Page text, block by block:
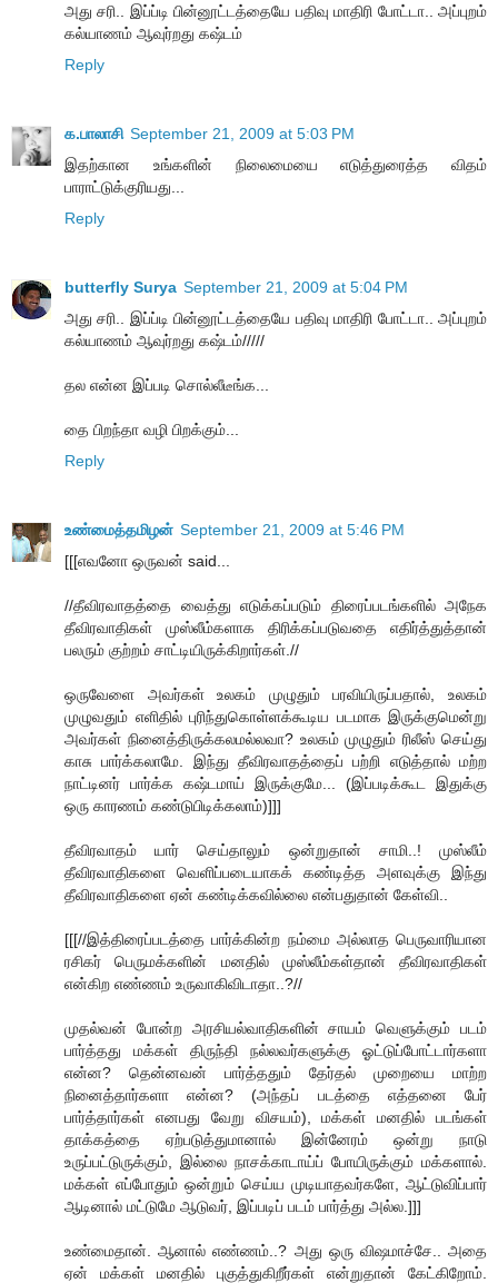
அது சரி.. இப்ப்டி பின்னூட்டத்தையே பதிவு மாதிரி போட்டா.. அப்புறம்
கல்யாணம் ஆவுர்றது கஷ்டம்
Reply
க.பாலாசி September 21, 2009 at 5:03 PM
இதற்கான உங்களின் நிலைமையை எடுத்துரைத்த விதம்
பாராட்டுக்குரியது...
Reply
butterfly Surya September 21, 2009 at 5:04 PM
அது சரி.. இப்ப்டி பின்னூட்டத்தையே பதிவு மாதிரி போட்டா.. அப்புறம்
கல்யாணம் ஆவுர்றது கஷ்டம்/////
தல என்ன இப்படி சொல்லீடீங்க...
தை பிறந்தா வழி பிறக்கும்...
Reply
உண்மைத்தமிழன் September 21, 2009 at 5:46 PM
[[[எவனோ ஒருவன் said...
//தீவிரவாதத்தை வைத்து எடுக்கப்படும் திரைப்படங்களில் அநேக
தீவிரவாதிகள் முஸ்லீம்களாக திரிக்கப்படுவதை எதிர்த்துத்தான்
பலரும் குற்றம் சாட்டியிருக்கிறார்கள்.//
ஒருவேளை அவர்கள் உலகம் முழுதும் பரவியிருப்பதால், உலகம்
முழுவதும் எளிதில் புரிந்துகொள்ளக்கூடிய படமாக இருக்குமென்று
அவர்கள் நினைத்திருக்கலமல்லவா? உலகம் முழுதும் ரிலீஸ் செய்து
காசு பார்க்கலாமே. இந்து தீவிரவாதத்தைப் பற்றி எடுத்தால் மற்ற
நாட்டினர் பார்க்க கஷ்டமாய் இருக்குமே... (இப்படிக்கூட இதுக்கு
ஒரு காரணம் கண்டுபிடிக்கலாம்)]]]
தீவிரவாதம் யார் செய்தாலும் ஒன்றுதான் சாமி..! முஸ்லீம்
தீவிரவாதிகளை வெளிப்படையாகக் கண்டித்த அளவுக்கு இந்து
தீவிரவாதிகளை ஏன் கண்டிக்கவில்லை என்பதுதான் கேள்வி..
[[[//இத்திரைப்படத்தை பார்க்கின்ற நம்மை அல்லாத பெருவாரியான
ரசிகர் பெருமக்களின் மனதில் முஸ்லீம்கள்தான் தீவிரவாதிகள்
என்கிற எண்ணம் உருவாகிவிடாதா..?//
முதல்வன் போன்ற அரசியல்வாதிகளின் சாயம் வெளுக்கும் படம்
பார்த்தது மக்கள் திருந்தி நல்லவர்களுக்கு ஓட்டுப்போட்டார்களா
என்ன? தென்னவன் பார்த்ததும் தேர்தல் முறையை மாற்ற
நினைத்தார்களா என்ன? (அந்தப் படத்தை எத்தனை பேர்
பார்த்தார்கள் எனபது வேறு விசயம்), மக்கள் மனதில் படங்கள்
தாக்கத்தை ஏற்படுத்துமானால் இன்னேரம் ஒன்று நாடு
உருப்பட்டுருக்கும், இல்லை நாசக்காடாய்ப் போயிருக்கும் மக்களால்.
மக்கள் எப்போதும் ஒன்றும் செய்ய முடியாதவர்களே, ஆட்டுவிப்பார்
ஆடினால் மட்டுமே ஆடுவர், இப்படிப் படம் பார்த்து அல்ல.]]]
உண்மைதான். ஆனால் எண்ணம்..? அது ஒரு விஷமாச்சே.. அதை
ஏன் மக்கள் மனதில் புகுத்துகிறீர்கள் என்றுதான் கேட்கிறோம்.